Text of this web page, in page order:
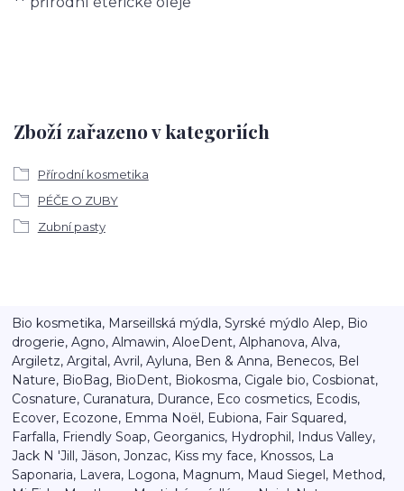
Zboží zařazeno v kategoriích
Přírodní kosmetika
PÉČE O ZUBY
Zubní pasty
Bio kosmetika, Marseillská mýdla, Syrské mýdlo Alep, Bio
drogerie, Agno, Almawin, AloeDent, Alphanova, Alva,
Argiletz, Argital, Avril, Ayluna, Ben & Anna, Benecos, Bel
Nature, BioBag, BioDent, Biokosma, Cigale bio, Cosbionat,
Cosnature, Curanatura, Durance, Eco cosmetics, Ecodis,
Ecover, Ecozone, Emma Noël, Eubiona, Fair Squared,
Farfalla, Friendly Soap, Georganics, Hydrophil, Indus Valley,
Jack N 'Jill, Jäson, Jonzac, Kiss my face, Knossos, La
Saponaria, Lavera, Logona, Magnum, Maud Siegel, Method,